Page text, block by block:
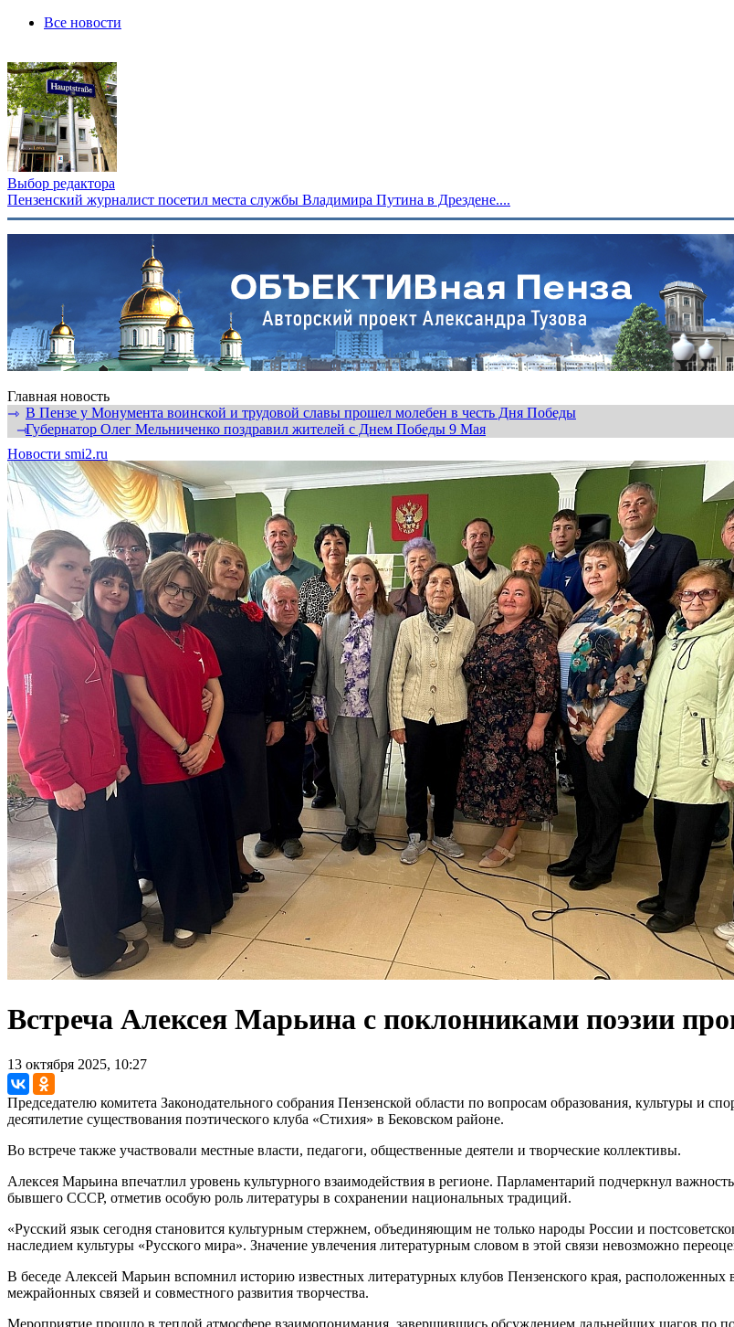
Все новости
Выбор редактора
Пензенский журналист посетил места службы Владимира Путина в Дрездене....
Главная новость
⇾ В Пензе у Монумента воинской и трудовой славы прошел молебен в честь Дня Победы
⇾Губернатор Олег Мельниченко поздравил жителей с Днем Победы 9 Мая
Новости smi2.ru
Встреча Алексея Марьина с поклонниками поэзии
13 октября 2025, 10:27
Председателю комитета Законодательного собрания Пензенской области по вопросам образования, культуры и
десятилетие существования поэтического клуба «Стихия» в Бековском районе.
Во встрече также участвовали местные власти, педагоги, общественные деятели и творческие коллективы.
Алексея Марьина впечатлил уровень культурного взаимодействия в регионе. Парламентарий подчеркнул
бывшего СССР, отметив особую роль литературы в сохранении национальных традиций.
«Русский язык сегодня становится культурным стержнем, объединяющим не только народы России и
наследием культуры «Русского мира». Значение увлечения литературным словом в этой связи невозможно
В беседе Алексей Марьин вспомнил историю известных литературных клубов Пензенского края,
межрайонных связей и совместного развития творчества.
Мероприятие прошло в теплой атмосфере взаимопонимания, завершившись обсуждением дальнейших шагов по